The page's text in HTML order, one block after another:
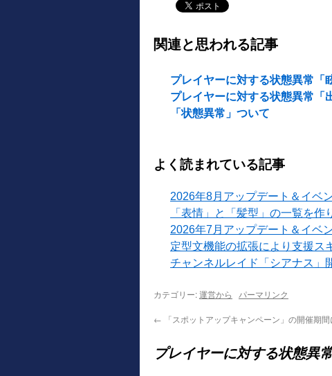
関連と思われる記事
プレイヤーに対する状態異常「
プレイヤーに対する状態異常「
「状態異常」ついて
よく読まれている記事
2026年8月アップデート＆イベ
「表情」と「髪型」の一覧を作
2026年7月アップデート＆イベ
定型文機能の拡張により支援ス
チャンネルレイド「シアナス」
カテゴリー:運営から パーマリンク
← 「スポットアップキャンペーン」の開催期
プレイヤーに対する状態異